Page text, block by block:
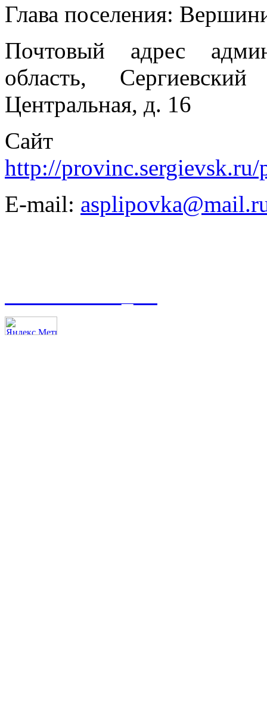
Глава поселения:
Почтовый адрес
область,
Центральная, д. 16
Сайт
http://
E-mail: